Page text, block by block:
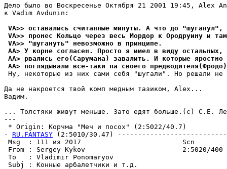
Дело было во Воскресенье Октября 21 2001 19:45, Alex
к Vadim Avdunin:
VA>> оставались считанные минуты. А что до
VA>> пронес Кольцо через весь Мордор к Ородруину и
VA>> "шугануть" невозможно в пpинципе.
AA> У корне согласен. Просто я имел в виду остальных,
AA> рвались его(Сарумана) завалить. И которые
AA> поглядывали все-таки на своего
Ну, некоторые из них сами себя "шугали". Но решали не
Да не накроется твой комп медным тазиком, Alex...
Вадим.
... Толстяки живут меньше. Зато едят больше.(c) С.Е.
---
* Origin: Корчма "Меч и посох" (2:5022/40.7)
- RU.FANTASY (2:5010/30.47)
Msg  : 111 из 2017                         Scn
From : Sergey Kykov                        2:5020/400
To   : Vladimir Ponomaryov
Subj : Конные арбалетчики и т.д.